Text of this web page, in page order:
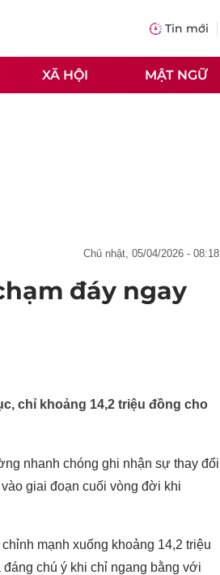
Tin mới
XÃ HỘI MẬT NGỮ
chủ nhật, 05/04/2026 - 08:18
đáy ngay
chỉ khoảng 14,2 triệu đồng cho
nhanh chóng ghi nhận sự thay đổi
giai đoạn cuối vòng đời khi
mạnh xuống khoảng 14,2 triệu
chú ý khi chỉ ngang bằng với